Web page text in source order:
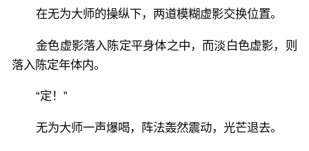
在无为大师的操纵下，两道模糊虚影交换位置。
金色虚影落入陈定平身体之中，而淡白色虚影，则
落入陈定年体内。
“定！”
无为大师一声爆喝，阵法轰然震动，光芒退去。